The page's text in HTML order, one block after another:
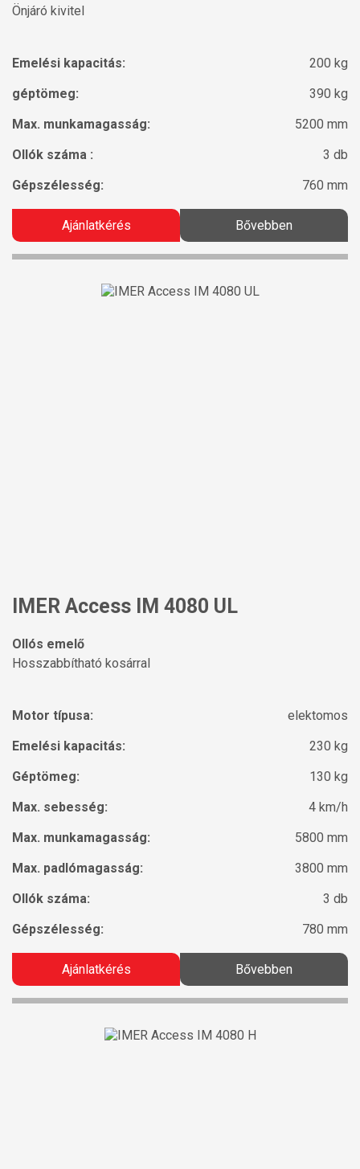
Önjáró kivitel
Emelési kapacitás:
200 kg
géptömeg:
390 kg
Max. munkamagasság:
5200 mm
Ollók száma :
3 db
Gépszélesség:
760 mm
Ajánlatkérés Bővebben
IMER Access IM 4080 UL
Ollós emelő
Hosszabbítható kosárral
Motor típusa:
elektomos
Emelési kapacitás:
230 kg
Géptömeg:
130 kg
Max. sebesség:
4 km/h
Max. munkamagasság:
5800 mm
Max. padlómagasság:
3800 mm
Ollók száma:
3 db
Gépszélesség:
780 mm
Ajánlatkérés Bővebben